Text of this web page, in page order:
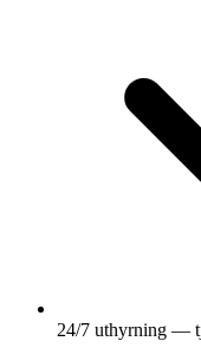
24/7 uthyrning —